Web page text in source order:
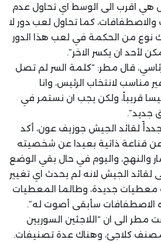
هي اقرب الى الوسط اي تحاول عدم
والاصطفافات، كما تحاول لعب دور لا
نوع من الحكمة في لعب هذا الدور
لأحد ان يكسر الاخر”.
قال مطر: “كلمة السر لم تصل
مناسب لانتخاب الرئيس، وانا
قريباً، ولكن يجب ان نستمر في
جديد”.
لقائد الجيش جوزيف عون، أكد
قناعة ذاتية بعيدا عن شخصيته
والنهج، واليوم في حال بقي الوضع
الجيش لانه لم يحدث اي تغيير
معطيات جديدة، وطالما المعطيات
الاصطفافات سأبقى أصوت له”.
مطر الى ان “اللاجئين السوريين
كلاجئ، وهناك عدة تصنيفات.